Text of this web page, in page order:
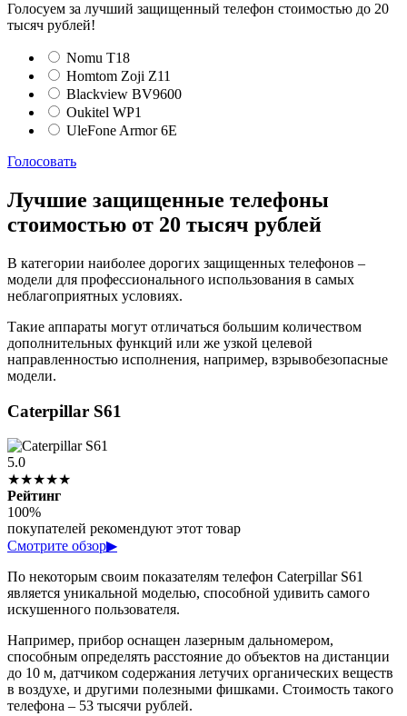
Голосуем за лучший защищенный телефон стоимостью до 20
тысяч рублей!
Nomu T18
Homtom Zoji Z11
Blackview BV9600
Oukitel WP1
UleFone Armor 6E
Голосовать
Лучшие защищенные телефоны
стоимостью от 20 тысяч рублей
В категории наиболее дорогих защищенных телефонов –
модели для профессионального использования в самых
неблагоприятных условиях.
Такие аппараты могут отличаться большим количеством
дополнительных функций или же узкой целевой
направленностью исполнения, например, взрывобезопасные
модели.
Caterpillar S61
5.0
★★★★★
Рейтинг
100%
покупателей рекомендуют этот товар
Смотрите обзор▶
По некоторым своим показателям телефон Caterpillar S61
является уникальной моделью, способной удивить самого
искушенного пользователя.
Например, прибор оснащен лазерным дальномером,
способным определять расстояние до объектов на дистанции
до 10 м, датчиком содержания летучих органических веществ
в воздухе, и другими полезными фишками. Стоимость такого
телефона – 53 тысячи рублей.